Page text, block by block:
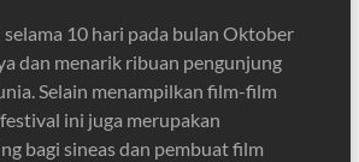
selama 10 hari pada bulan Oktober
dan menarik ribuan pengunjung
Selain menampilkan film-film
ini juga merupakan
bagi sineas dan pembuat film